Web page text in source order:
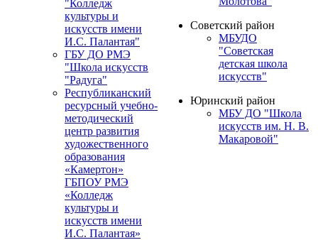
"Колледж
культуры и
искусств имени
И.С. Палантая"
ГБУ ДО РМЭ
"Школа искусств
"Радуга"
Республиканский
ресурсный учебно-
методический
центр развития
художественного
образования
«Камертон»
ГБПОУ РМЭ
«Колледж
культуры и
искусств имени
И.С. Палантая»
Советский район
МБУДО
"Советская
детская школа
искусств"
Юринский район
МБУ ДО "Школа
искусств им. Н. В.
Макаровой"